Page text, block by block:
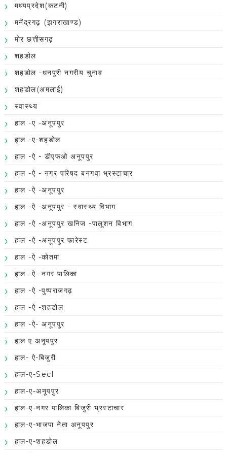
मध्यप्रदेश(कटनी)
मनेंद्रगढ़ (झगराखाण्ड)
मोर छत्तीसगढ़
शहडोल
शहडोल -धनपुरी नगरीय चुनाव
शहडोल(अमलाई)
स्वास्थ्य
हाल -ए -अनूपपुर
हाल -ए-शहडोल
हाल -ऐ - डीएफओ अनूपपुर
हाल -ऐ - नगर परिषद बनगवा भ्रस्टाचार
हाल -ऐ -अनूपपुर
हाल -ऐ -अनूपपुर - स्वास्थ्य विभाग
हाल -ऐ -अनूपपुर खनिज -पालूशन विभाग
हाल -ऐ -अनूपपुर फारेस्ट
हाल -ऐ -कोतमा
हाल -ऐ -नगर पालिका
हाल -ऐ -पुष्पराजगढ़
हाल -ऐ -शहडोल
हाल -ऐ- अनूपपुर
हाल ए अनूपपुर
हाल- ऐ-बिजुरी
हाल-ए-Secl
हाल-ए-अनूपपुर
हाल-ए-नगर पालिका बिजुरी भ्रस्टाचार
हाल-ए-भाजपा नेता अनूपपुर
हाल-ए-शहडोल